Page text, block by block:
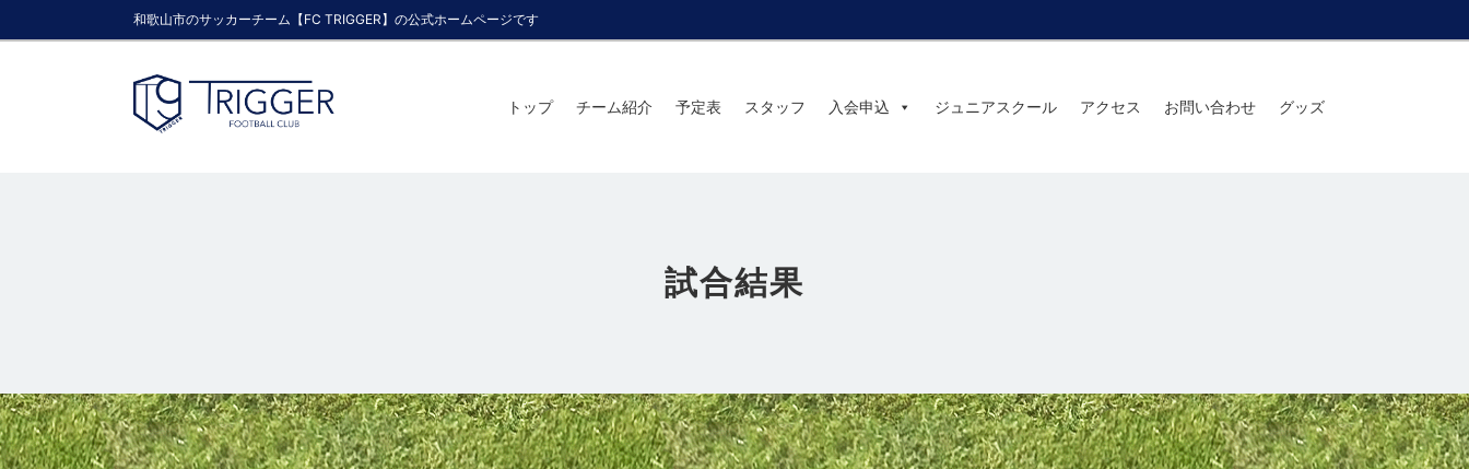
和歌山市のサッカーチーム【FC TRIGGER】の公式ホームページです
トップ チーム紹介 予定表 スタッフ 入会申込 ジュニアスクール アクセス お問い合わせ グッズ
試合結果